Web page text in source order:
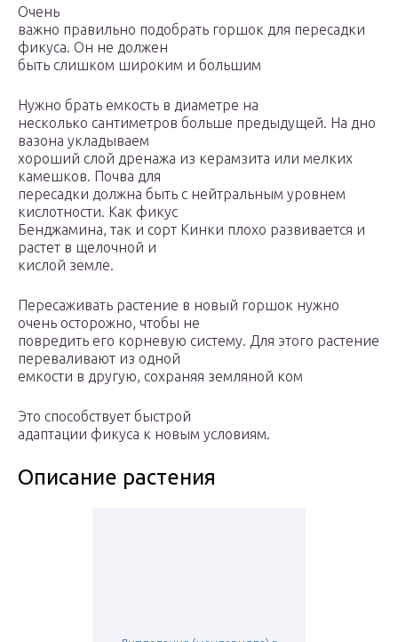
Очень
важно правильно подобрать горшок для пересадки
фикуса. Он не должен
быть слишком широким и большим
Нужно брать емкость в диаметре на
несколько сантиметров больше предыдущей. На дно
вазона укладываем
хороший слой дренажа из керамзита или мелких
камешков. Почва для
пересадки должна быть с нейтральным уровнем
кислотности. Как фикус
Бенджамина, так и сорт Кинки плохо развивается и
растет в щелочной и
кислой земле.
Пересаживать растение в новый горшок нужно
очень осторожно, чтобы не
повредить его корневую систему. Для этого растение
переваливают из одной
емкости в другую, сохраняя земляной ком
Это способствует быстрой
адаптации фикуса к новым условиям.
Описание растения